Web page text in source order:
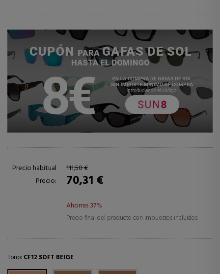
Precio habitual
111,50 €
Precio:
70,31 €
Ahorras 37%
Precio final del producto con impuestos incluidos
Tono: CF12 SOFT BEIGE